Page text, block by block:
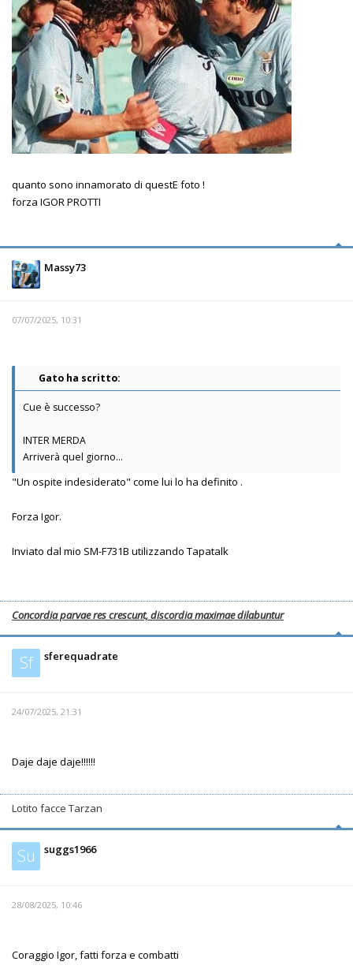
quanto sono innamorato di questE foto !
forza IGOR PROTTI
Massy73
07/07/2025, 10:31
Gato ha scritto:
Cue è successo?
INTER MERDA
Arriverà quel giorno...
"Un ospite indesiderato" come lui lo ha definito .
Forza Igor.
Inviato dal mio SM-F731B utilizzando Tapatalk
Concordia parvae res crescunt, discordia maximae dilabuntur
Sf sferequadrate
24/07/2025, 21:31
Daje daje daje!!!!!!
Lotito facce Tarzan
Su suggs1966
28/08/2025, 10:46
Coraggio Igor, fatti forza e combatti